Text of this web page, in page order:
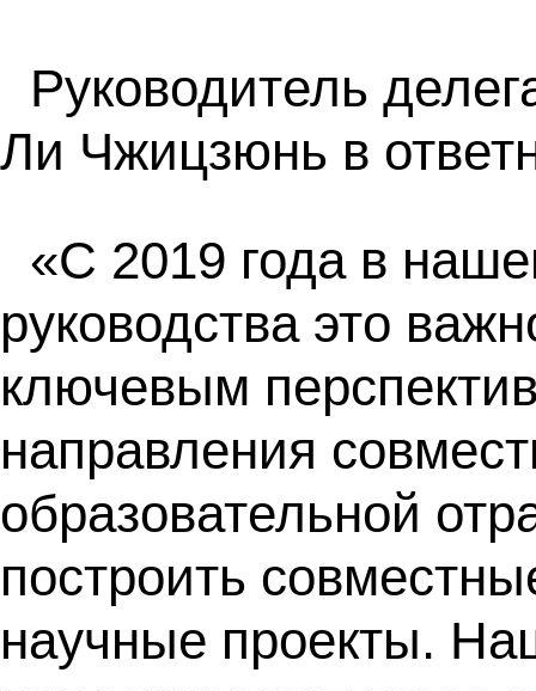
Руководитель
Ли Чжицзюнь в
«С 2019 года в
руководства это
ключевым
направления
образовательной
построить
научные проекты.